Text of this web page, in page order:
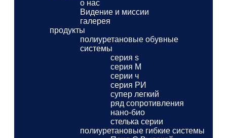
о нас
Видение и миссии
галерея
продукты
полиуретановые обувные
системы
серия s
серия M
серии ч
серия РИ
супер легкий
ряд сопротивления
нано-био
стелька серии
полиуретановые гибкие системы